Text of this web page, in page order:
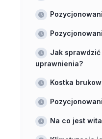
Jak
uprawnienia?
Kostka
Na co jest